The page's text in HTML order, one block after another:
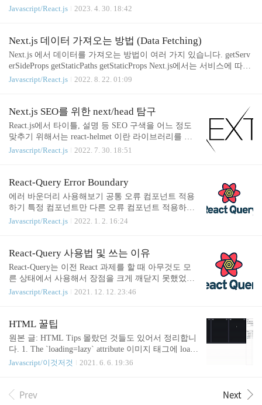
합니다. 백엔드에서는 인증이 필요한 사용자일 경우
아서 로그인이 필요하다고 사용자에게 보여주거나,
로그인 페이지로 이동시킬 수 있습니다. 백엔드에서
HTTP 상태 코드로 구분시키는 게 아닌..
스크립트 코드에서 setState를 실행하고 해당 state를 가지고 무슨짓을
tErrors] = useState({ banana: false, apple: false, }) 여러가지 과일들이
있고, 과일이 있는지 여부를 체크할 것입니다. 가볍게 보면 banana와
apple이 0이라서 해당 조건문에 걸리고 setErrors를 하게됩니다. 그리
고 check..
Javascript/React.js 2023. 4. 30. 18:42
Next.js 데이터 가져오는 방법 (Data Fetching)
Next.js 에서 데이터를 가져오는 방법이 여러 가지 있습니다. getServ
erSideProps getStaticPaths getStaticProps Next.js에서는 서비스에 따라
다양한 방식으로 콘텐츠를 렌더링 할 수 있도록 지원해주는데 SSR,
R 공식문서 서버에서만 실행되고, 브라우저에서는 실행되지 않기
때문에 브라우저에 로그가 찍히지 않습니다. /* context object 에 있
는 데이터 params: 페이지가 동적 경로일 경우 - 페이지 이름이 [id].js
Javascript/React.js 2022. 8. 22. 01:09
Next.js SEO를 위한 next/head 탐구
React.js에서 타이틀, 설명 등 SEO 구색을 어느 정도
맞추기 위해서는 react-helmet 이란 라이브러리를 사
용합니다. Next.js에서도 그럼 헬멧을 사용해야하나 ?
지만 특정 페이지의 title, og image 등을 바꾸기 위해
스크립트를 통해서 수정합니다. (카톡, 페이스북 공
유 등.) react-helmet 동작 방식 Next.js는 조금 다릅니
트를 통해서 meta tag들을 바꾸지 않아도 됩니다. 렌
문입니다. Next.js에서는 편리하게 지정할 수 있도록
next/head ..
Javascript/React.js 2022. 7. 30. 18:51
React-Query Error Boundary
에러 바운더리 사용해보기 공통 오류 컴포넌트 적용
하기 특정 컴포넌트만 다른 오류 컴포넌트 적용하기
고민 공식 문서 : https://react-query.tanstack.com/guide
넌트 적용하기 최상위 루트에서 선언하고 QueryClien
t에 defaultOptions를 설정해서 suspense 값을 변경해줍
니다. 그 후 ErrorBoundary를 선언해주면 하위 컴포넌
가 보입니다. import { QueryClient, QueryClientProvid
Javascript/React.js 2022. 1. 2. 16:24
React-Query 사용법 및 쓰는 이유
React-Query는 이전 React 과제를 할 때 아무것도 모
른 상태에서 사용해서 장점을 크게 깨닫지 못했었습
니다. 그때 당시에 React-Query를 왜, 어떤 상황에서
습니다. 사내 기술 세션에서 React-Query 관련 이야기
가 나오고, 발표도 해주셔서 관심이 가고, 도입하려
면 스터디가 필요하다는 생각에 따로 공부해야겠다
고 마음먹고 적게 되었습니다. 우선 React-Query의 장
점은 많지만, 아래 장점들 때문에 프로젝트에서 사용
로딩, 에러 처리를 한 곳에서 처리 가능 prefetching, r
etry 등 다양한 옵션 쉬운 상태 관리 들어가기 전..
Javascript/React.js 2021. 12. 12. 23:46
HTML 꿀팁
원본 글: HTML Tips 몰랐던 것들도 있어서 정리합니
다. 1. The `loading=lazy` attribute 이미지 태그에 loadi
ng=lazy 속성을 넣으면 사용자가 스크롤해서 볼 때
기 로딩 시 필요한 이미지의 수를 줄일 수 있습니다.
Javascript/이것저것 2021. 6. 6. 19:36
Prev Next